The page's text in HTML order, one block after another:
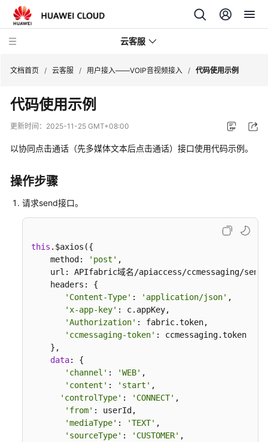
云客服
产
品
绍
快
速
入
文档首页 / 云客服 / 用户接入——VOIP音视频接入 / 代码使用示例
代码使用示例
更新时间： 2025-11-25 GMT+08:00
以协同点击通话（先多媒体文本后点击通话）接口使用代码示例。
操作步骤
请求send接口。
this .$axios({
    method:
'post' ,
    url: APIfabric域名/apiaccess/ccmessaging/send,
    headers: {
'Content-Type' : 'application/json' ,
'x-app-key' : c.appKey,
'Authorization' : fabric.token,
'ccmessaging-token' : ccmessaging.token
    },
data: {
'channel' : 'WEB' ,
'content' : 'start' ,
'controlType' : 'CONNECT' ,
'from' : userId,
'mediaType' : 'TEXT' ,
'sourceType' : 'CUSTOMER' ,